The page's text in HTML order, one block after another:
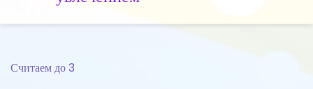
Считаем до 3